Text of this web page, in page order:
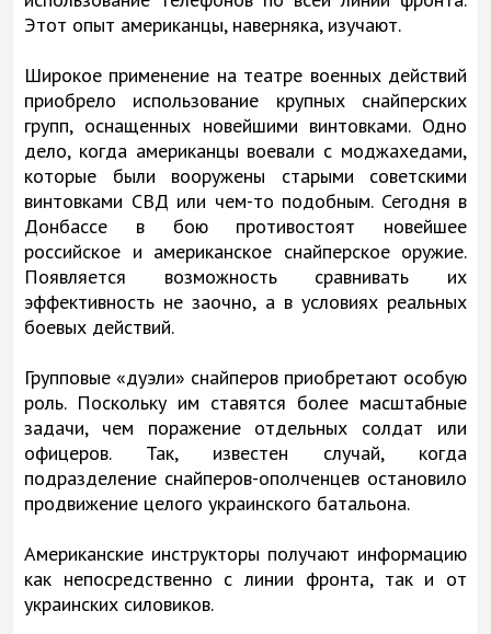
Этот опыт американцы, наверняка, изучают.
Широкое применение на театре военных действий
приобрело использование крупных снайперских
групп, оснащенных новейшими винтовками. Одно
дело, когда американцы воевали с моджахедами,
которые были вооружены старыми советскими
винтовками СВД или чем-то подобным. Сегодня в
Донбассе в бою противостоят новейшее
российское и американское снайперское оружие.
Появляется возможность сравнивать их
эффективность не заочно, а в условиях реальных
боевых действий.
Групповые «дуэли» снайперов приобретают особую
роль. Поскольку им ставятся более масштабные
задачи, чем поражение отдельных солдат или
офицеров. Так, известен случай, когда
подразделение снайперов-ополченцев остановило
продвижение целого украинского батальона.
Американские инструкторы получают информацию
как непосредственно с линии фронта, так и от
украинских силовиков.